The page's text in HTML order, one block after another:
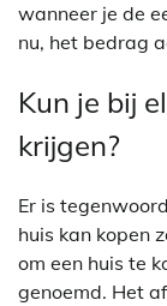
wanneer je de
nu, het bedrag
Kun je bij
krijgen?
Er is
huis kan kopen
om een huis te
genoemd. Het